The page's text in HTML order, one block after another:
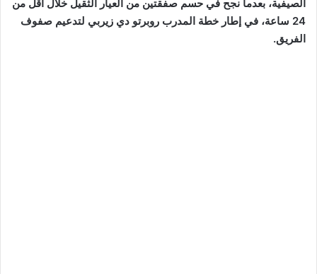
الصيفية، بعدما نجح في حسم صفقتين من العيار الثقيل خلال أقل من
24 ساعة، في إطار خطة المدرب روبرتو دي زيربي لتدعيم صفوف
الفريق.